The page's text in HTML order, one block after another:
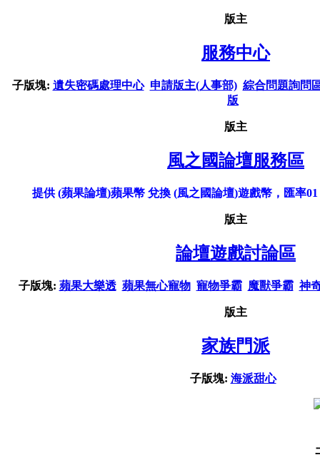
版主
服務中心
子版塊: 遺失密碼處理中心 申請版主(人事部) 綜合問題詢問
版
版主
風之國論壇服務區
提供 (蘋果論壇)蘋果幣 兌換 (風之國論壇)遊戲幣，匯率
版主
論壇遊戲討論區
子版塊: 蘋果大樂透 蘋果無心寵物 寵物爭霸 魔獸爭霸 神
版主
家族門派
子版塊: 海派甜心